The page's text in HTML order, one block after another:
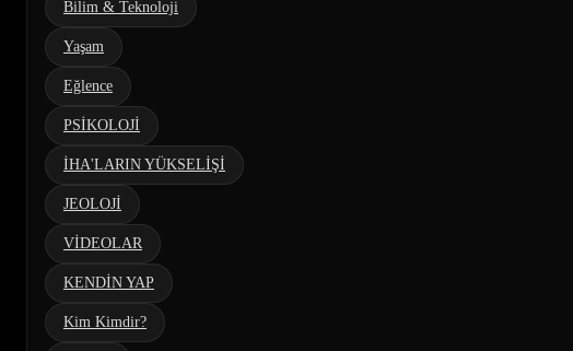
Bilim & Teknoloji
Yaşam
Eğlence
PSİKOLOJİ
İHA'LARIN YÜKSELİŞİ
JEOLOJİ
VİDEOLAR
KENDİN YAP
Kim Kimdir?